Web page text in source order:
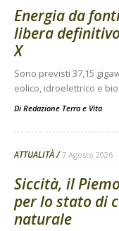
Energia da
libera
X
Sono previsti 37,15
eolico, idroelettrico e
Di Redazione Terra e Vita
ATTUALITÀ 7 Agosto 2026
Siccità, il
per lo stato di
naturale